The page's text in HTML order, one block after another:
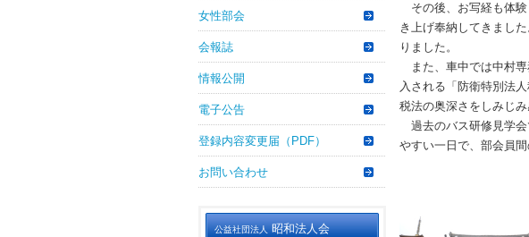
その後、お写経も体験
き上げ奉納してきまし
りました。
また、車中では中村専
入される「防衛特別法
税法の奥深さをしみじ
過去のバス研修見学会
やすい一日で、部会員
女性部会
会報誌
情報公開
電子公告
登録内容変更届（PDF）
お問い合わせ
公益社団法人 昭和法人会